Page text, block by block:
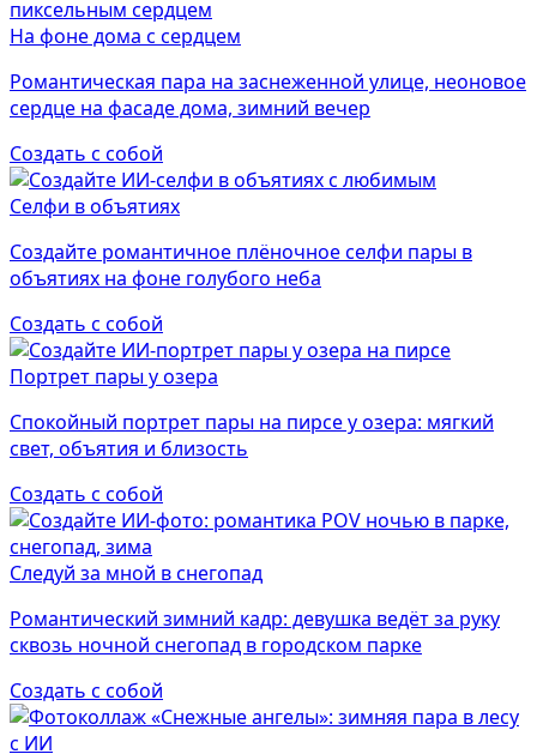
На фоне дома с сердцем
Романтическая пара на заснеженной улице, неоновое
сердце на фасаде дома, зимний вечер
Создать с собой
Селфи в объятиях
Создайте романтичное плёночное селфи пары в
объятиях на фоне голубого неба
Создать с собой
Портрет пары у озера
Спокойный портрет пары на пирсе у озера: мягкий
свет, объятия и близость
Создать с собой
Следуй за мной в снегопад
Романтический зимний кадр: девушка ведёт за руку
сквозь ночной снегопад в городском парке
Создать с собой